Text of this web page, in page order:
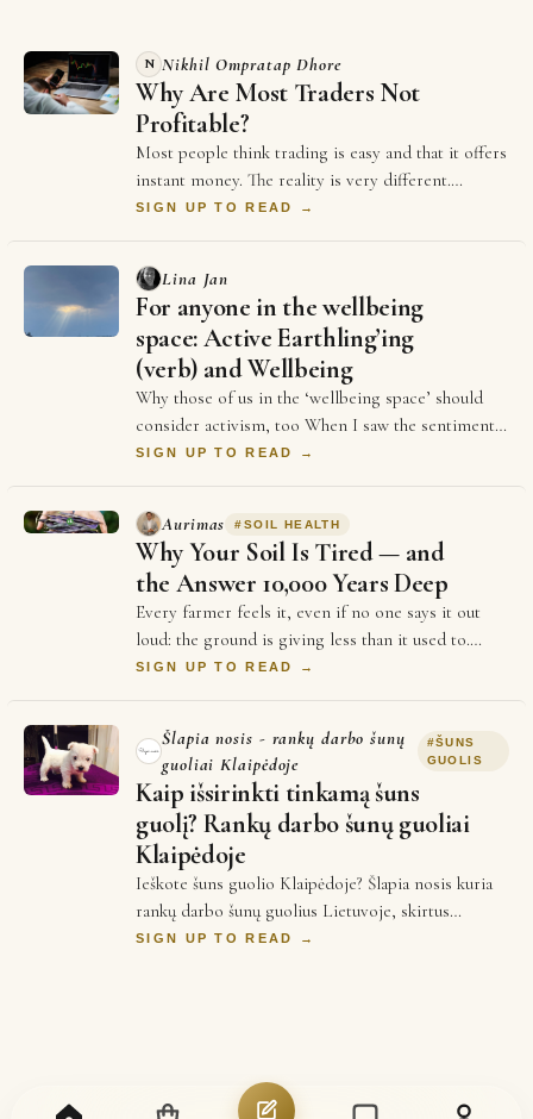
N Nikhil Ompratap Dhore
Why Are Most Traders Not
Profitable?
Most people think trading is easy and that it offers
instant money. The reality is very different.
Thousands of traders spend years in the m…
SIGN UP TO READ →
Lina Jan
For anyone in the wellbeing
space: Active Earthling’ing
(verb) and Wellbeing
Why those of us in the ‘wellbeing space’ should
consider activism, too When I saw the sentiment
reflected in the above sontence on LinkedIn …
SIGN UP TO READ →
Aurimas #SOIL HEALTH
Why Your Soil Is Tired — and
the Answer 10,000 Years Deep
Every farmer feels it, even if no one says it out
loud: the ground is giving less than it used to.
Yields plateau. Inputs cost more every se…
SIGN UP TO READ →
Šlapia nosis - rankų darbo šunų
guoliai Klaipėdoje
#ŠUNS
GUOLIS
Kaip išsirinkti tinkamą šuns
guolį? Rankų darbo šunų guoliai
Klaipėdoje
Ieškote šuns guolio Klaipėdoje? Šlapia nosis kuria
rankų darbo šunų guolius Lietuvoje, skirtus
patogiam augintinio poilsiui. Kyla klausimai …
SIGN UP TO READ →